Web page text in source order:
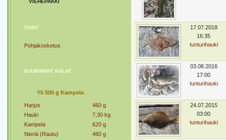
VIEHEPAKKI
TIIMIT
Pohjakosketus
SUURIMMAT KALAT
Yli 500 g Kampela
Harjus
460 g
Hauki
7,30 kg
Kampela
620 g
Nieriä (Rautu)
460 g
17.07.2018
16:35
tunturihauki
03.08.2016
17:00
tunturihauki
24.07.2015
03:00
tunturihauki